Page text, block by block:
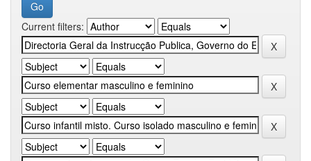
Current filters: